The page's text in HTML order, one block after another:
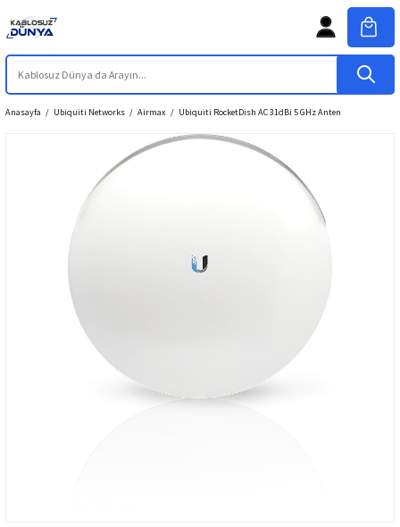
Anasayfa Ubiquiti Networks Airmax Ubiquiti RocketDish AC 31dBi 5 GHz Anten